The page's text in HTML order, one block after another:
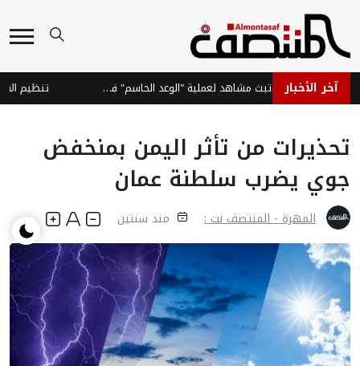
آخر الأخبار القوات الحكومية تبث مشاهد لعملية "الوعد الحاسم" في صعدة
تحذيرات من تأثر اليمن بمنخفض
جوي يضرب سلطنة عمان
المهرة - المنتصف نت : منذ سنتين